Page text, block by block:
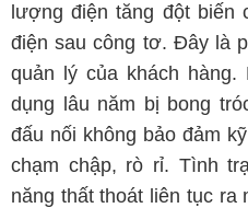
lượng điện tăng đột biến
điện sau công tơ. Đây là
quản lý của khách
dụng lâu năm bị bong
đấu nối không bảo đảm
chạm chập, rò rỉ. Tình
năng thất thoát liên tục